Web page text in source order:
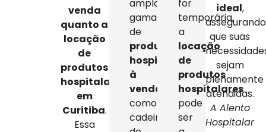
venda
quanto a
locação
de
produtos
hospitalares
em
Curitiba.
Essa
ampla
gama
de
produtos
hospitalares
à
venda
como
cadeiras
for
temporária,
a
locação
de
produtos
hospitalares
pode
ser
ideal,
assegurando
que suas
sejam
plenamente
atendidas.
A Alento
Hospitalar